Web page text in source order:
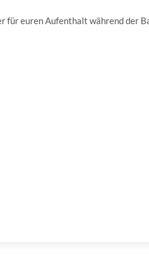
für euren Aufenthalt während der